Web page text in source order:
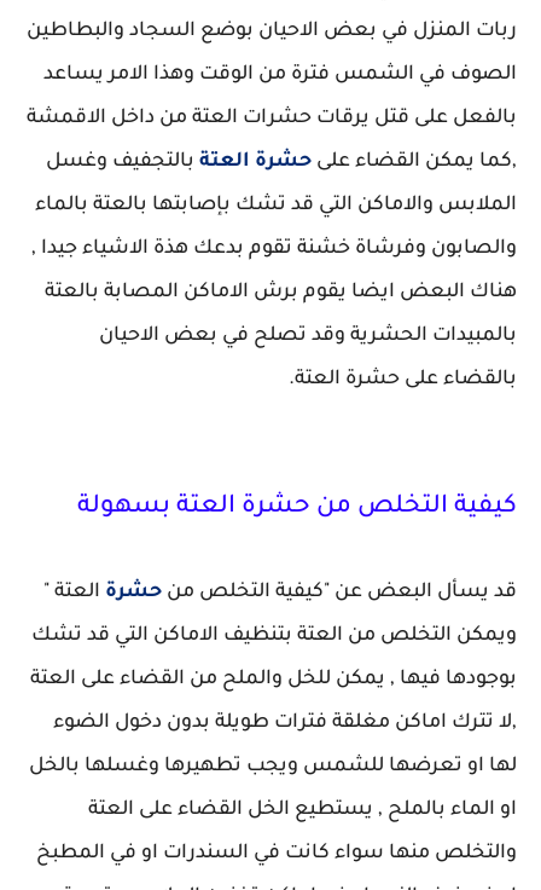
ربات المنزل في بعض الاحيان بوضع السجاد والبطاطين
الصوف في الشمس فترة من الوقت وهذا الامر يساعد
بالفعل على قتل يرقات حشرات العتة من داخل الاقمشة
,كما يمكن القضاء على حشرة العتة بالتجفيف وغسل
الملابس والاماكن التي قد تشك بإصابتها بالعتة بالماء
والصابون وفرشاة خشنة تقوم بدعك هذة الاشياء جيدا ,
هناك البعض ايضا يقوم برش الاماكن المصابة بالعتة
بالمبيدات الحشرية وقد تصلح في بعض الاحيان
بالقضاء على حشرة العتة.
كيفية التخلص من حشرة العتة بسهولة
قد يسأل البعض عن "كيفية التخلص من حشرة العتة "
ويمكن التخلص من العتة بتنظيف الاماكن التي قد تشك
بوجودها فيها , يمكن للخل والملح من القضاء على العتة
,لا تترك اماكن مغلقة فترات طويلة بدون دخول الضوء
لها او تعرضها للشمس ويجب تطهيرها وغسلها بالخل
او الماء بالملح , يستطيع الخل القضاء على العتة
والتخلص منها سواء كانت في السندرات او في المطبخ